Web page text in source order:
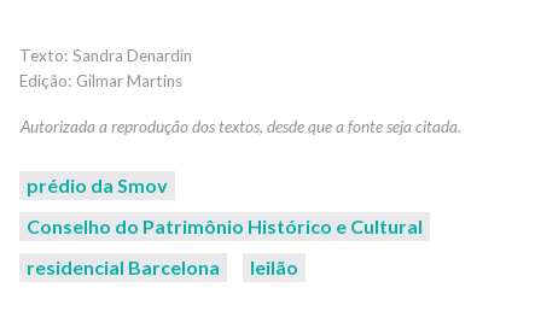
Sandra Denardin
Gilmar Martins
prédio da Smov
Conselho do Patrimônio Histórico e Cultural
residencial Barcelona
leilão